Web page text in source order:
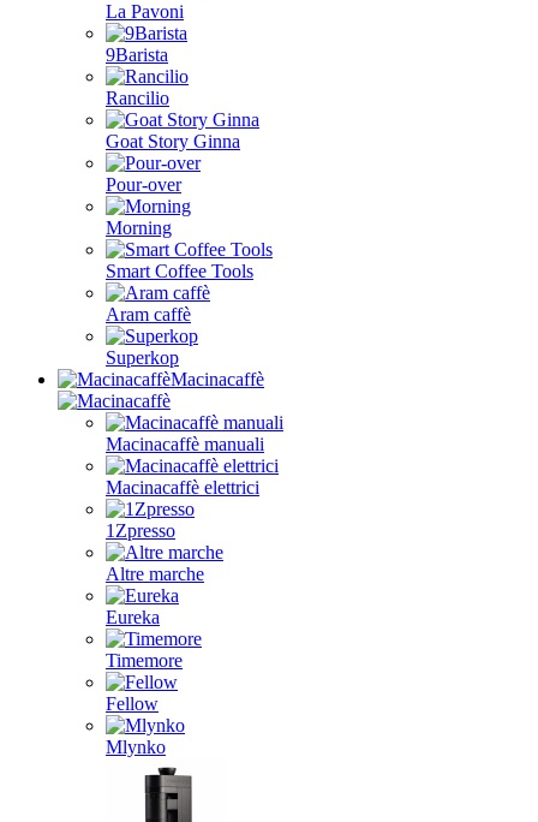
La Pavoni
9Barista
Rancilio
Goat Story Ginna
Pour-over
Morning
Smart Coffee Tools
Aram caffè
Superkop
Macinacaffè
Macinacaffè manuali
Macinacaffè elettrici
1Zpresso
Altre marche
Eureka
Timemore
Fellow
Mlynko